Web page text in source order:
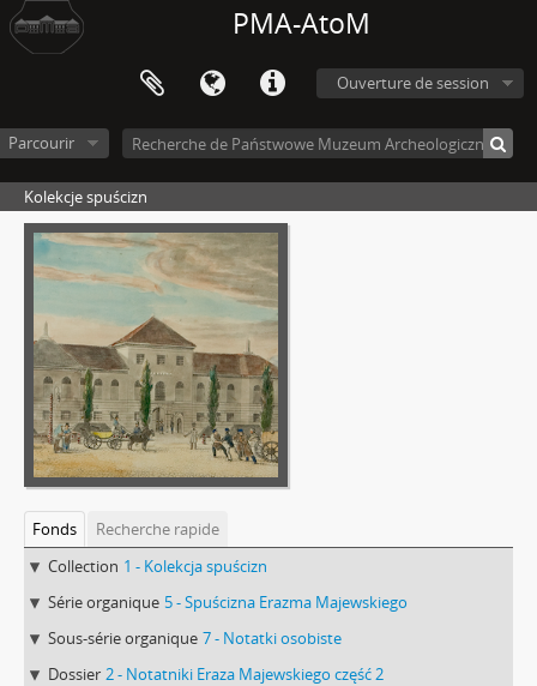
PMA-AtoM
Ouverture de session
Parcourir
Kolekcje spuścizn
Fonds
Recherche rapide
Collection 1 - Kolekcja spuścizn
Série organique 5 - Spuścizna Erazma Majewskiego
Sous-série organique 7 - Notatki osobiste
Dossier 2 - Notatniki Eraza Majewskiego część 2